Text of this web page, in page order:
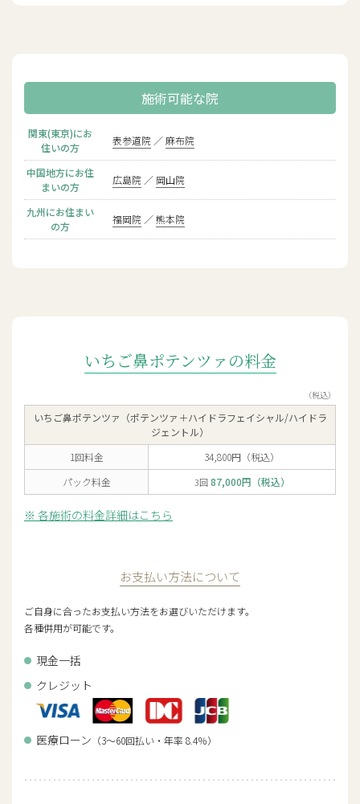
施術可能な院
関東(東京)にお
住いの方
表参道院 麻布院
中国地方にお住
まいの方
広島院 岡山院
九州にお住まい
の方
福岡院 熊本院
いちご鼻ポテンツァの料金
（税込）
いちご鼻ポテンツァ （ポテンツァ＋ハイドラフェイシャル/ハイドラ
ジェントル）
1回料金
34,800円（税込）
パック料金
3回87,000円（税込）
各施術の料金詳細はこちら
お支払い方法について
ご自身に合ったお支払い方法をお選びいただけます。
各種併用が可能です。
現金一括
クレジット
医療ローン （3～60回払い・年率 8.4％）